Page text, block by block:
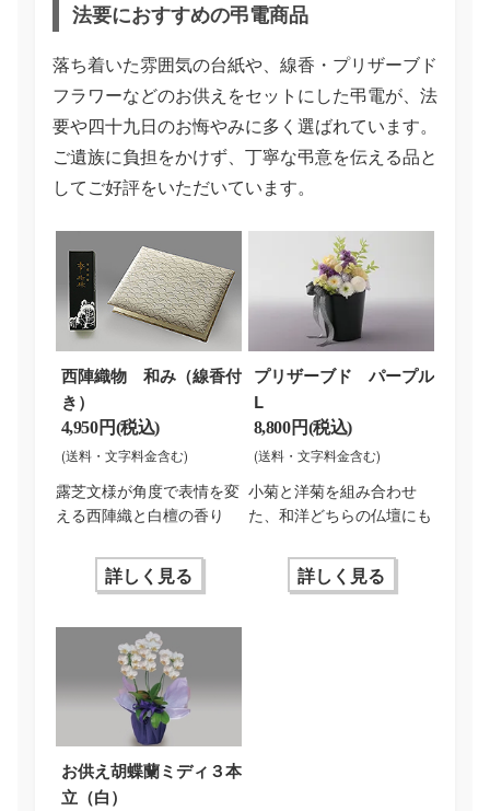
法要におすすめの弔電商品
落ち着いた雰囲気の台紙や、線香・プリザーブド
フラワーなどのお供えをセットにした弔電が、法
要や四十九日のお悔やみに多く選ばれています。
ご遺族に負担をかけず、丁寧な弔意を伝える品と
してご好評をいただいています。
西陣織物 和み（線香付
き）
4,950 円(税込)
(送料・文字料金含む)
露芝文様が角度で表情を変
える西陣織と白檀の香り
詳しく見る
プリザーブド パープル
L
8,800 円(税込)
(送料・文字料金含む)
小菊と洋菊を組み合わせ
た、和洋どちらの仏壇にも
詳しく見る
お供え胡蝶蘭ミディ３本
立（白）